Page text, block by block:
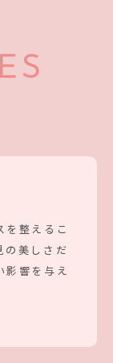
を整えるこ
の美しさだ
影響を与え